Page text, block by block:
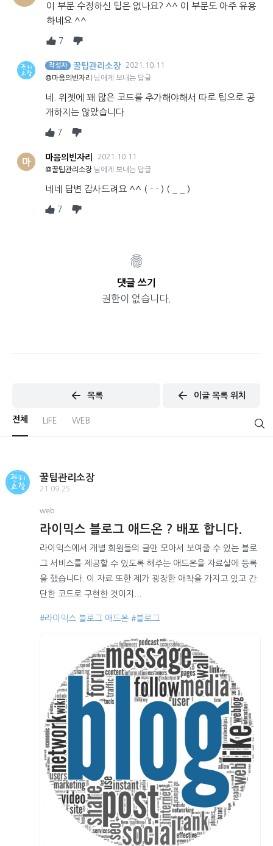
이 부분 수정하신 팁은 없나요? ^^ 이 부분도 아주 유용
하네요 ^^
7
작성자 꿀팁관리소장
2021.10.11
@마음의빈자리 님에게 보내는 답글
네. 위젯에 꽤 많은 코드를 추가해야해서 따로 팁으로 공
개하지는 않았습니다.
7
마 마음의빈자리
2021.10.11
@꿀팁관리소장 님에게 보내는 답글
네네 답변 감사드려요 ^^ ( - - ) ( _ _ )
7
댓글 쓰기
권한이 없습니다.
목록 이글 목록 위치
전체 LIFE WEB
꿀팁관리소장
21.09.25
web
라이믹스 블로그 애드온 ? 배포 합니다.
라이믹스에서 개별 회원들의 글만 모아서 보여줄 수 있는 블로
그 서비스를 제공할 수 있도록 해주는 애드온을 자료실에 등록
을 했습니다. 이 자료 또한 제가 굉장한 애착을 가지고 있고 간
단한 코드로 구현한 것이지...
#라이믹스 블로그 애드온 #블로그